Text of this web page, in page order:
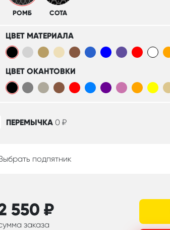
РОМБ СОТА
ЦВЕТ МАТЕРИАЛА
ЦВЕТ ОКАНТОВКИ
ПЕРЕМЫЧКА 0 ₽
подпятник
550 ₽
заказа